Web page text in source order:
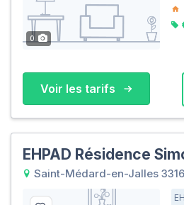
0
Voir les tarifs
EHPAD Résidence
Saint-Médard-en-Jalles